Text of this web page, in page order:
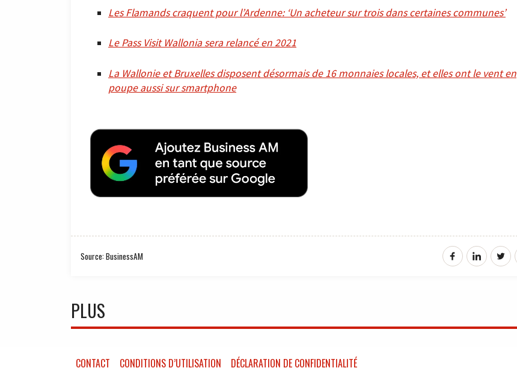
Les Flamands craquent pour l’Ardenne: ‘Un acheteur sur trois dans certaines communes’
Le Pass Visit Wallonia sera relancé en 2021
La Wallonie et Bruxelles disposent désormais de 16 monnaies locales, et elles ont le vent en
poupe aussi sur smartphone
Source: BusinessAM
PLUS
CONTACT CONDITIONS D’UTILISATION DÉCLARATION DE CONFIDENTIALITÉ